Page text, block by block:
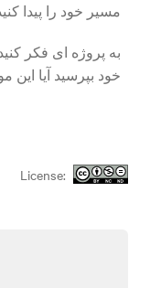
مسیر خود را پیدا
به پروژه ای فکر
خود بپرسید آیا این
License: